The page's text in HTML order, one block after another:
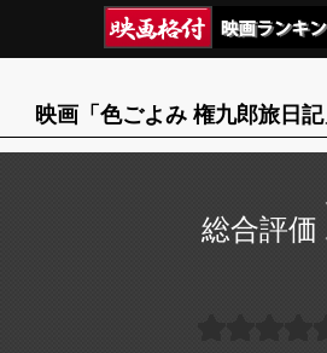
映画「色ごよみ 権九郎旅日